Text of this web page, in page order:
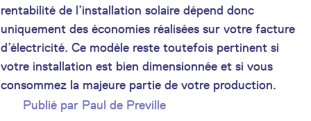
rentabilité de l’installation solaire dépend donc
uniquement des économies réalisées sur votre facture
d’électricité. Ce modèle reste toutefois pertinent si
votre installation est bien dimensionnée et si vous
consommez la majeure partie de votre production.
Publié par Paul de Preville